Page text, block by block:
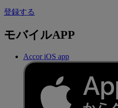
登録する
モバイルAPP
Accor iOS app